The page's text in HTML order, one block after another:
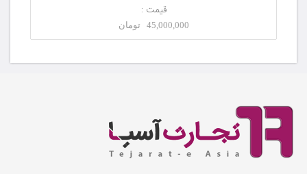
قیمت :
45,000,000 تومان